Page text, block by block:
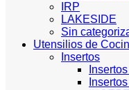
IRP
LAKESIDE
Sin
Utensilios de
Insertos